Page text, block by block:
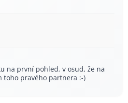
na první pohled, v osud, že na
toho pravého partnera :-)